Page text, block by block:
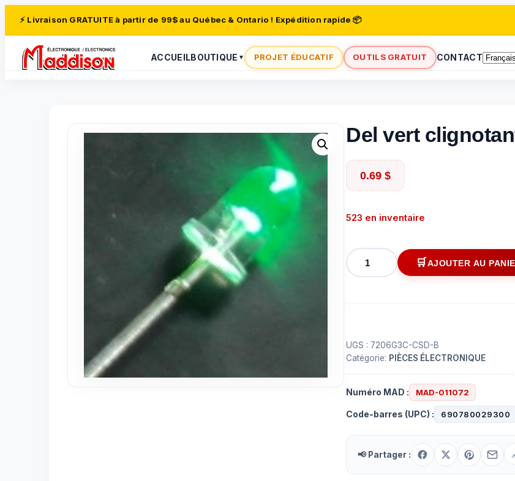
⚡ Livraison GRATUITE à partir de 99$ au Québec & Ontario ! Expédition rapide 📦
ACCUEILBOUTIQUE ▼ PROJET ÉDUCATIF OUTILS GRATUIT CONTACT
Del vert
0.69 $
523 en inventaire
quantité
de
mm
-
3
Volts
AJOUTER AU
UGS : 7206G3C-CSD-B
Catégorie: PIÈCES ÉLECTRONIQUE
Numéro MAD : MAD-011072
Code-barres (UPC) : 690780029300
📢 Partager :